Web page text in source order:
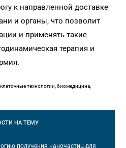
к направленной доставке
и органы, что позволит
и применять такие
терапия и
технологии, биомедицина,
НА ТЕМУ
получения наночастиц для